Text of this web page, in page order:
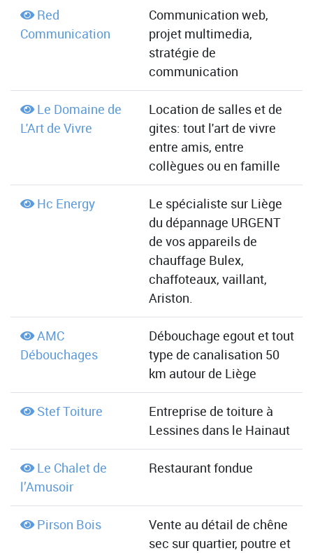
Red
Communication
Communication web,
projet multimedia,
stratégie de
communication
Le Domaine de
L'Art de Vivre
Location de salles et de
gites: tout l'art de vivre
entre amis, entre
collègues ou en famille
Hc Energy
Le spécialiste sur Liège
du dépannage URGENT
de vos appareils de
chauffage Bulex,
chaffoteaux, vaillant,
Ariston.
AMC
Débouchages
Débouchage egout et tout
type de canalisation 50
km autour de Liège
Stef Toiture
Entreprise de toiture à
Lessines dans le Hainaut
Le Chalet de
l’Amusoir
Restaurant fondue
Pirson Bois
Vente au détail de chêne
sec sur quartier, poutre et